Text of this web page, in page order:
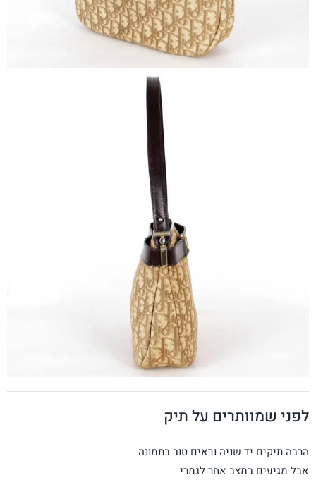
לפני שמוותרים על תיק
הרבה תיקים יד שניה נראים טוב בתמונה
אבל מגיעים במצב אחר לגמרי